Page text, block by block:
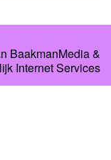
BaakmanMedia&
Internet Services